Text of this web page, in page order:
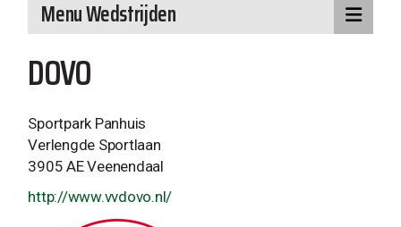
DOVO
Sportpark Panhuis
Verlengde Sportlaan
3905 AE Veenendaal
http://www.vvdovo.nl/
Menu Wedstrijden